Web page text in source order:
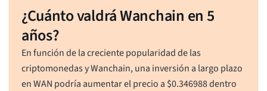
¿Cuánto valdrá Wanchain en 5
años?
En función de la creciente popularidad de las
criptomonedas y Wanchain, una inversión a largo plazo
en WAN podría aumentar el precio a $0.346988dentro